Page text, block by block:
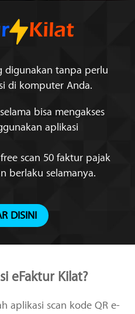
digunakan tanpa perlu
di komputer Anda.
bisa mengakses
aplikasi
scan 50 faktur pajak
berlaku selamanya.
DISINI
eFaktur Kilat?
aplikasi scan kode QR e-